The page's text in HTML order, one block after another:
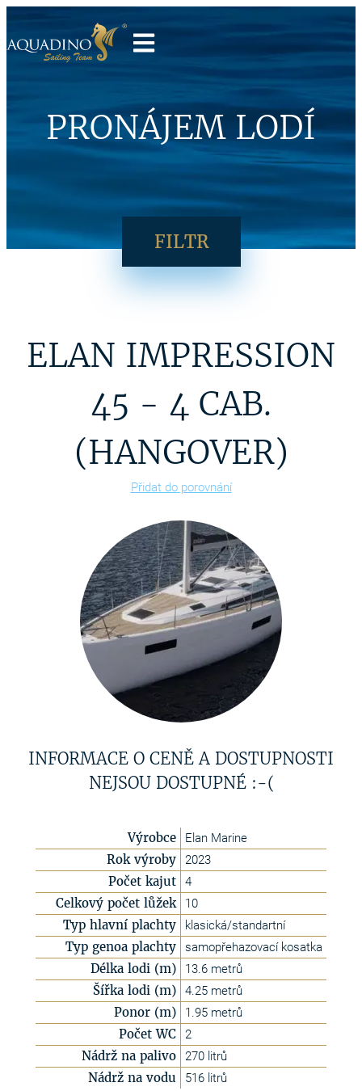
PRONÁJEM LODÍ
FILTR
ELAN IMPRESSION
45 - 4 CAB.
(HANGOVER)
Přidat do porovnání
INFORMACE O CENĚ A DOSTUPNOSTI
NEJSOU DOSTUPNÉ :-(
Výrobce Elan Marine
Rok výroby 2023
Počet kajut 4
Celkový počet lůžek 10
Typ hlavní plachty klasická/standartní
Typ genoa plachty samopřehazovací kosatka
Délka lodi (m) 13.6 metrů
Šířka lodi (m) 4.25 metrů
Ponor (m) 1.95 metrů
Počet WC 2
Nádrž na palivo 270 litrů
Nádrž na vodu 516 litrů